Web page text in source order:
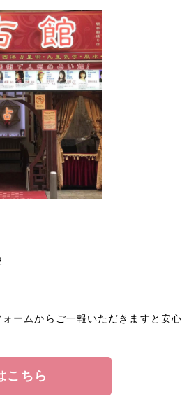
ームからご一報いただきますと安心
こちら